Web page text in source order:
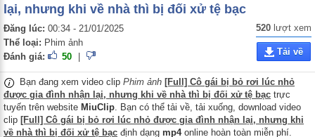
lại, nhưng khi về nhà thì bị đối xử tệ bạc
Đăng lúc: 00:34 - 21/01/2025
Thể loại: Phim ảnh
Đánh giá:
50
520 lượt xem
Tải về
Bạn đang xem video clip Phim ảnh [Full] Cô gái bị bỏ rơi lúc nhỏ
được gia đình nhận lại, nhưng khi về nhà thì bị đối xử tệ bạc trực
tuyến trên website MiuClip. Bạn có thể tải về, tải xuống, download video
clip [Full] Cô gái bị bỏ rơi lúc nhỏ được gia đình nhận lại, nhưng khi
về nhà thì bị đối xử tệ bạc định dạng mp4online hoàn toàn miễn phí.